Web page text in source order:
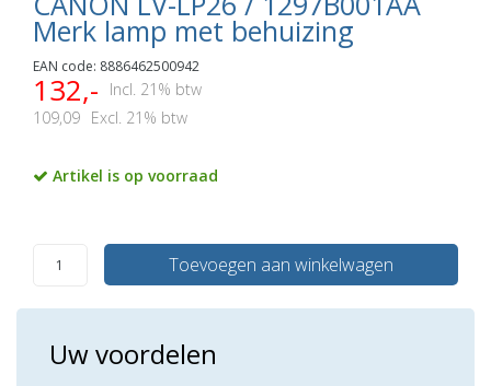
Merk lamp met behuizing
EAN code: 8886462500942
132,-
Incl. 21% btw
109,09 Excl. 21% btw
Artikel is op voorraad
Toevoegen aan winkelwagen
Uw voordelen